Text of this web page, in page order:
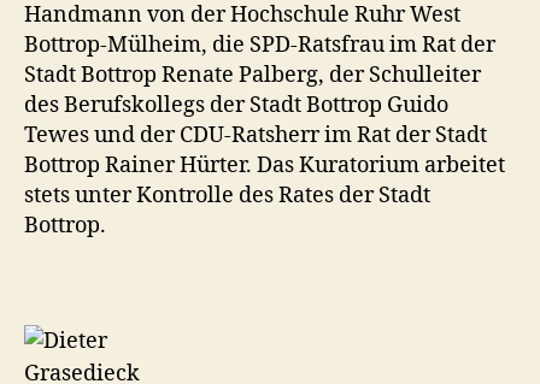
Handmann von der Hochschule Ruhr West
Bottrop-Mülheim, die SPD-Ratsfrau im Rat der
Stadt Bottrop Renate Palberg, der Schulleiter
des Berufskollegs der Stadt Bottrop Guido
Tewes und der CDU-Ratsherr im Rat der Stadt
Bottrop Rainer Hürter. Das Kuratorium arbeitet
stets unter Kontrolle des Rates der Stadt
Bottrop.